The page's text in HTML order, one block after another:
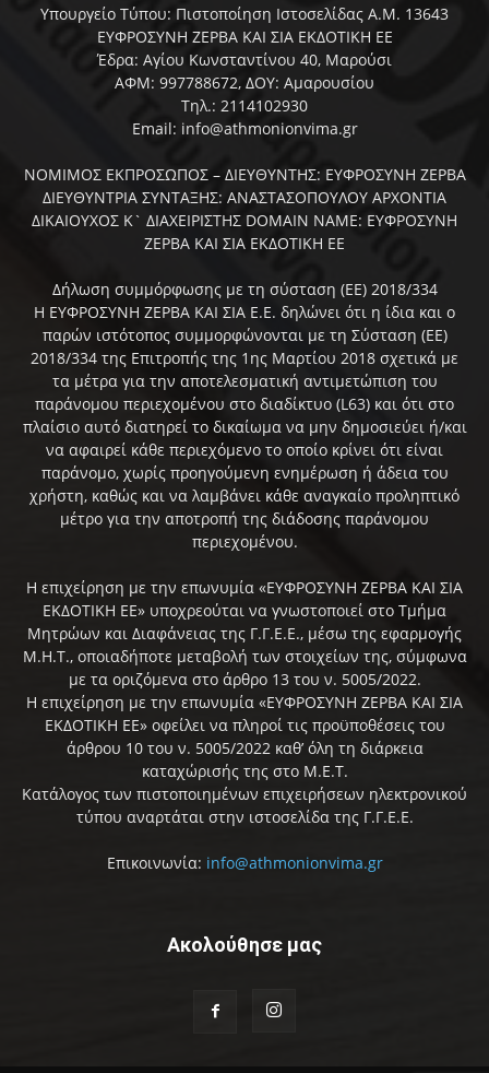
Υπουργείο Τύπου: Πιστοποίηση Ιστοσελίδας Α.Μ. 13643
ΕΥΦΡΟΣΥΝΗ ΖΕΡΒΑ ΚΑΙ ΣΙΑ ΕΚΔΟΤΙΚΗ ΕΕ
Έδρα: Αγίου Κωνσταντίνου 40, Μαρούσι
ΑΦΜ: 997788672, ΔΟΥ: Αμαρουσίου
Τηλ.: 2114102930
Email: info@athmonionvima.gr
ΝΟΜΙΜΟΣ ΕΚΠΡΟΣΩΠΟΣ – ΔΙΕΥΘΥΝΤΗΣ: ΕΥΦΡΟΣΥΝΗ ΖΕΡΒΑ
ΔΙΕΥΘΥΝΤΡΙΑ ΣΥΝΤΑΞΗΣ: ΑΝΑΣΤΑΣΟΠΟΥΛΟΥ ΑΡΧΟΝΤΙΑ
ΔΙΚΑΙΟΥΧΟΣ Κ` ΔΙΑΧΕΙΡΙΣΤΗΣ DOMAIN NAME: ΕΥΦΡΟΣΥΝΗ
ΖΕΡΒΑ ΚΑΙ ΣΙΑ ΕΚΔΟΤΙΚΗ ΕΕ
Δήλωση συμμόρφωσης με τη σύσταση (ΕΕ) 2018/334
Η ΕΥΦΡΟΣΥΝΗ ΖΕΡΒΑ ΚΑΙ ΣΙΑ Ε.Ε. δηλώνει ότι η ίδια και ο
παρών ιστότοπος συμμορφώνονται με τη Σύσταση (ΕΕ)
2018/334 της Επιτροπής της 1ης Μαρτίου 2018 σχετικά με
τα μέτρα για την αποτελεσματική αντιμετώπιση του
παράνομου περιεχομένου στο διαδίκτυο (L63) και ότι στο
πλαίσιο αυτό διατηρεί το δικαίωμα να μην δημοσιεύει ή/και
να αφαιρεί κάθε περιεχόμενο το οποίο κρίνει ότι είναι
παράνομο, χωρίς προηγούμενη ενημέρωση ή άδεια του
χρήστη, καθώς και να λαμβάνει κάθε αναγκαίο προληπτικό
μέτρο για την αποτροπή της διάδοσης παράνομου
περιεχομένου.
Η επιχείρηση με την επωνυμία «ΕΥΦΡΟΣΥΝΗ ΖΕΡΒΑ ΚΑΙ ΣΙΑ
ΕΚΔΟΤΙΚΗ ΕΕ» υποχρεούται να γνωστοποιεί στο Τμήμα
Μητρώων και Διαφάνειας της Γ.Γ.Ε.Ε., μέσω της εφαρμογής
Μ.Η.Τ., οποιαδήποτε μεταβολή των στοιχείων της, σύμφωνα
με τα οριζόμενα στο άρθρο 13 του ν. 5005/2022.
Η επιχείρηση με την επωνυμία «ΕΥΦΡΟΣΥΝΗ ΖΕΡΒΑ ΚΑΙ ΣΙΑ
ΕΚΔΟΤΙΚΗ ΕΕ» οφείλει να πληροί τις προϋποθέσεις του
άρθρου 10 του ν. 5005/2022 καθ’ όλη τη διάρκεια
καταχώρισής της στο Μ.Ε.Τ.
Κατάλογος των πιστοποιημένων επιχειρήσεων ηλεκτρονικού
τύπου αναρτάται στην ιστοσελίδα της Γ.Γ.Ε.Ε.
Επικοινωνία: info@athmonionvima.gr
Ακολούθησε μας